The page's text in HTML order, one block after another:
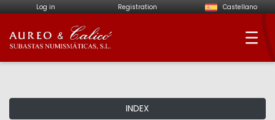
Log in Registration Castellano
Aureo & Calicó -
INDEX